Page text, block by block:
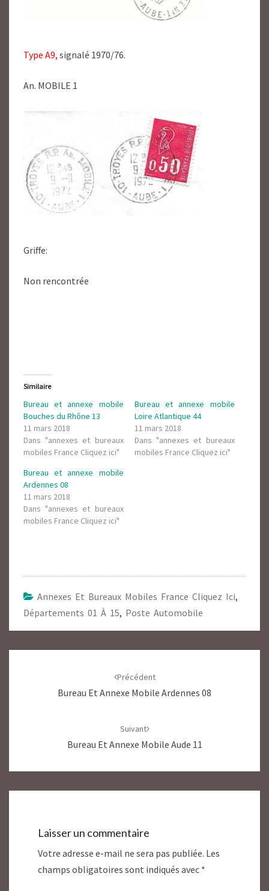
Type A9, signalé 1970/76.
An. MOBILE 1
Griffe:
Non rencontrée
Similaire
Bureau et annexe mobile
Bouches du Rhône 13
11 mars 2018
Dans "annexes et bureaux
mobiles France Cliquez ici"
Bureau et annexe mobile
Loire Atlantique 44
11 mars 2018
Dans "annexes et bureaux
mobiles France Cliquez ici"
Bureau et annexe mobile
Ardennes 08
11 mars 2018
Dans "annexes et bureaux
mobiles France Cliquez ici"
Annexes Et Bureaux Mobiles France Cliquez Ici,
Départements 01 À 15, Poste Automobile
Précédent
Bureau Et Annexe Mobile Ardennes 08
Suivant
Bureau Et Annexe Mobile Aude 11
Laisser un commentaire
Votre adresse e-mail ne sera pas publiée. Les
champs obligatoires sont indiqués avec *